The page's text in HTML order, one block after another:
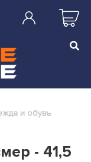
и обувь
- 41,5